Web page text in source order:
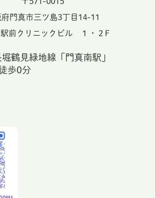
府門真市三ツ島3丁目14-11
駅前クリニックビル １・２F
鶴見緑地線「門真南駅」
歩0分